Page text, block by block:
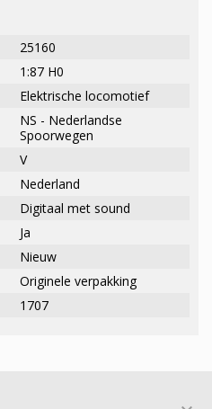
25160
1:87 H0
Elektrische locomotief
NS - Nederlandse
Spoorwegen
V
Nederland
Digitaal met sound
Ja
Nieuw
Originele verpakking
1707